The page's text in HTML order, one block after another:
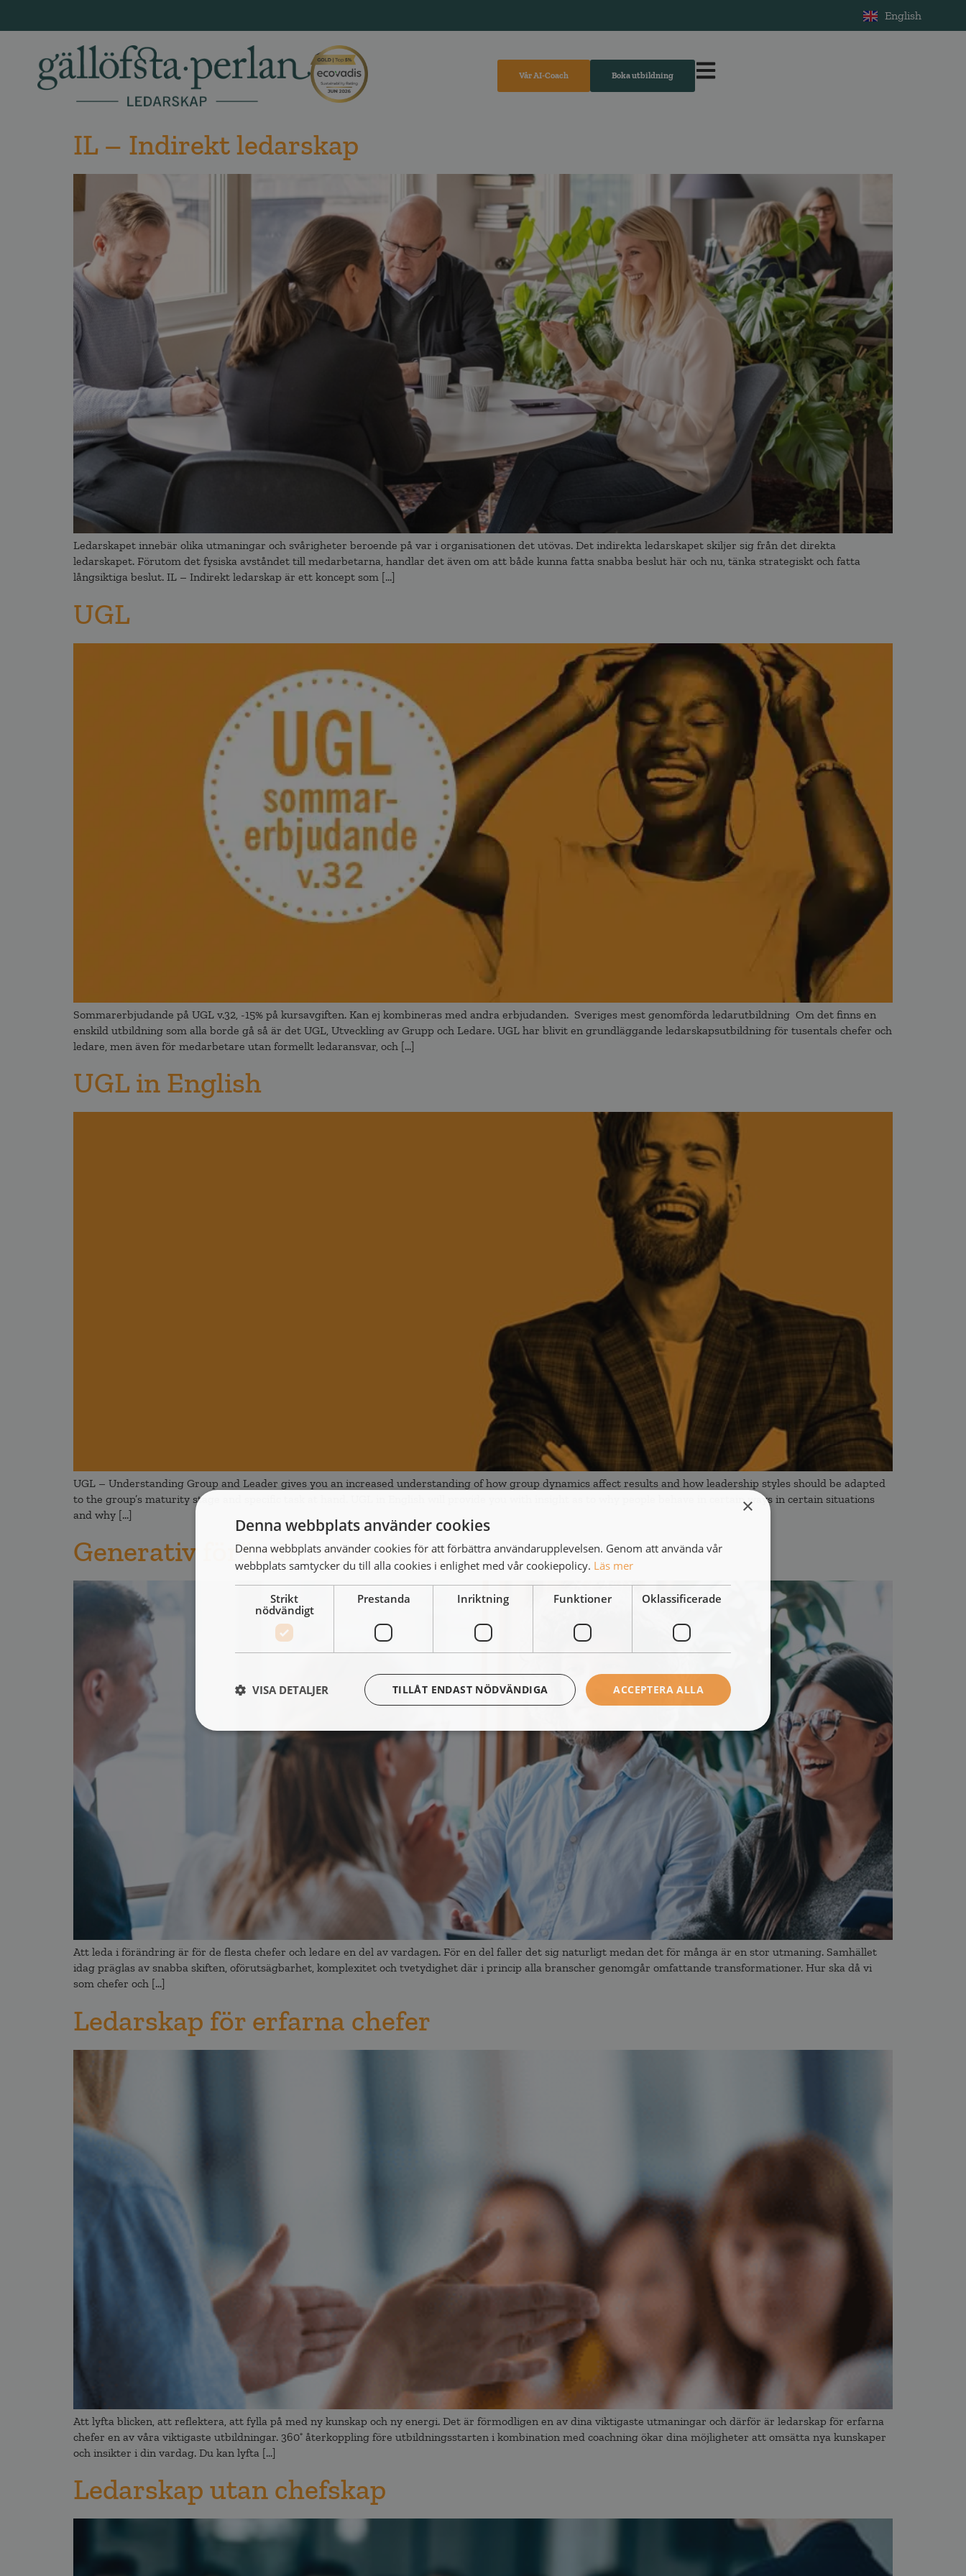
English
Vår AI-Coach Boka utbildning
IL – Indirekt ledarskap
Ledarskapet innebär olika utmaningar och svårigheter beroende på var i organisationen det utövas. Det indirekta ledarskapet skiljer sig från det direkta
ledarskapet. Förutom det fysiska avståndet till medarbetarna, handlar det även om att både kunna fatta snabba beslut här och nu, tänka strategiskt och fatta
långsiktiga beslut. IL – Indirekt ledarskap är ett koncept som […]
UGL
Sommarerbjudande på UGL v.32, -15% på kursavgiften. Kan ej kombineras med andra erbjudanden. Sveriges mest genomförda ledarutbildning Om det finns en
enskild utbildning som alla borde gå så är det UGL, Utveckling av Grupp och Ledare. UGL har blivit en grundläggande ledarskapsutbildning för tusentals chefer och
ledare, men även för medarbetare utan formellt ledaransvar, och […]
UGL in English
UGL – Understanding Group and Leader gives you an increased understanding of how group dynamics affect results and how leadership styles should be adapted
to the group’s maturity stage and specific task at hand. UGL in English will provide you with insight as to why people behave in certain ways in certain situations
and why […]
Generativ förändringsledning
Att leda i förändring är för de flesta chefer och ledare en del av vardagen. För en del faller det sig naturligt medan det för många är en stor utmaning. Samhället
idag präglas av snabba skiften, oförutsägbarhet, komplexitet och tvetydighet där i princip alla branscher genomgår omfattande transformationer. Hur ska då vi
som chefer och […]
Ledarskap för erfarna chefer
Att lyfta blicken, att reflektera, att fylla på med ny kunskap och ny energi. Det är förmodligen en av dina viktigaste utmaningar och därför är ledarskap för erfarna
chefer en av våra viktigaste utbildningar. 360˚ återkoppling före utbildningsstarten i kombination med coachning ökar dina möjligheter att omsätta nya kunskaper
och insikter i din vardag. Du kan lyfta […]
Ledarskap utan chefskap
×
Denna webbplats använder cookies
Denna webbplats använder cookies för att förbättra användarupplevelsen. Genom att använda vår
webbplats samtycker du till alla cookies i enlighet med vår cookiepolicy. Läs mer
Strikt
nödvändigt
Prestanda Inriktning Funktioner Oklassificerade
ACCEPTERA ALLA
TILLÅT ENDAST NÖDVÄNDIGA
VISA DETALJER